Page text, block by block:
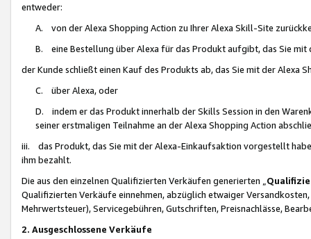
entweder:
A. von der Alexa Shopping Action zu Ihrer Alexa Skill-Site
B. eine Bestellung über Alexa für das Produkt aufgibt, das Sie mit
der Kunde schließt einen Kauf des Produkts ab, das Sie mit der Alexa
C. über Alexa, oder
D. indem er das Produkt innerhalb der Skills Session in den
seiner erstmaligen Teilnahme an der Alexa Shopping Action
iii. das Produkt, das Sie mit der Alexa-Einkaufsaktion vorgestellt
ihm bezahlt.
Die aus den einzelnen Qualifizierten Verkäufen generierten „
Qualifizierten Verkäufe einnehmen, abzüglich etwaiger
Mehrwertsteuer), Servicegebühren, Gutschriften, Preisnachlässe,
2. Ausgeschlossene Verkäufe